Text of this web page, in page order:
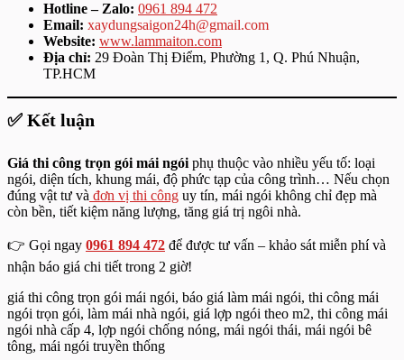
Hotline – Zalo: 0961 894 472
Email: xaydungsaigon24h@gmail.com
Website: www.lammaiton.com
Địa chỉ: 29 Đoàn Thị Điểm, Phường 1, Q. Phú Nhuận,
TP.HCM
✅ Kết luận
Giá thi công trọn gói mái ngói phụ thuộc vào nhiều yếu tố: loại
ngói, diện tích, khung mái, độ phức tạp của công trình… Nếu chọn
đúng vật tư và đơn vị thi công uy tín, mái ngói không chỉ đẹp mà
còn bền, tiết kiệm năng lượng, tăng giá trị ngôi nhà.
👉 Gọi ngay 0961 894 472 để được tư vấn – khảo sát miễn phí và
nhận báo giá chi tiết trong 2 giờ!
giá thi công trọn gói mái ngói, báo giá làm mái ngói, thi công mái
ngói trọn gói, làm mái nhà ngói, giá lợp ngói theo m2, thi công mái
ngói nhà cấp 4, lợp ngói chống nóng, mái ngói thái, mái ngói bê
tông, mái ngói truyền thống